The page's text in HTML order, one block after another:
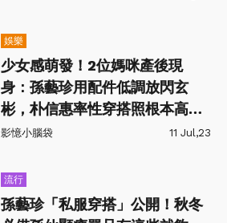
娛樂
少女感萌發！2位媽咪產後現
身：孫藝珍用配件低調放閃玄
彬，朴信惠率性穿搭照根本高中
生
影憶小腦袋 11 Jul,23
流行
孫藝珍「私服穿搭」公開！秋冬